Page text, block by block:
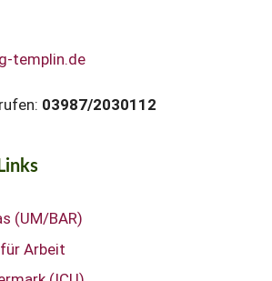
templin.de
03987/2030112
(UM/BAR)
Arbeit